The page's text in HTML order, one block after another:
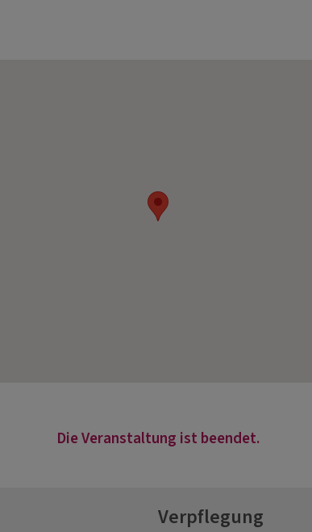
Die Veranstaltung ist beendet.
Verpflegung